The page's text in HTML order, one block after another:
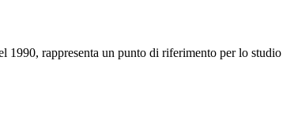
rappresenta un punto di riferimento per lo studio